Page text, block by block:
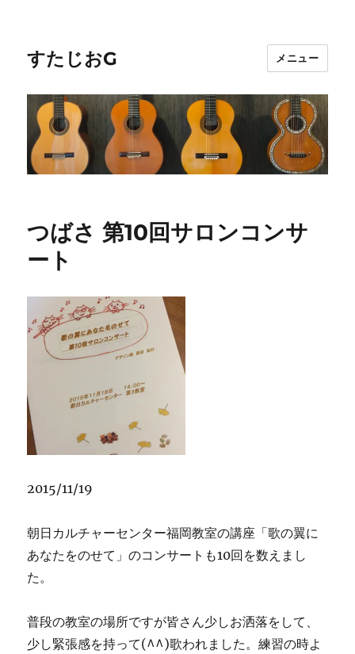
すたじおG メニュー
つばさ 第10回サロンコンサ
ート
2015/11/19
朝日カルチャーセンター福岡教室の講座「歌の翼に
あなたをのせて」のコンサートも10回を数えまし
た。
普段の教室の場所ですが皆さん少しお洒落をして、
少し緊張感を持って(^^)歌われました。練習の時よ